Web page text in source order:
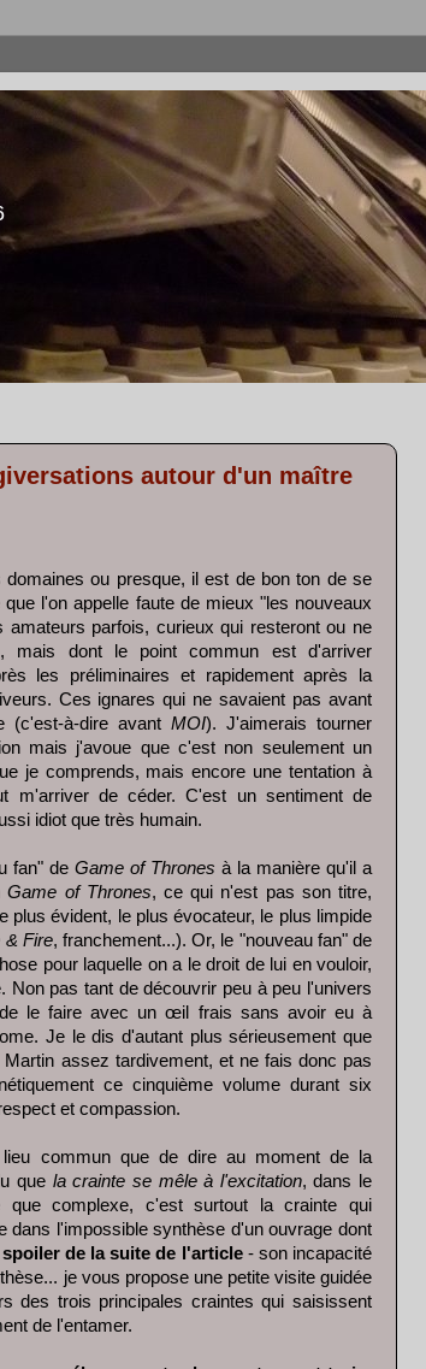
autour d'un maître
domaines ou presque, il est de bon ton de se
l'on appelle faute de mieux "les nouveaux
amateurs parfois, curieux qui resteront ou ne
mais dont le point commun est d'arriver
les préliminaires et rapidement après la
Ces ignares qui ne savaient pas avant
(c'est-à-dire avant MOI). J'aimerais tourner
mais j'avoue que c'est non seulement un
je comprends, mais encore une tentation à
m'arriver de céder. C'est un sentiment de
idiot que très humain.
fan" de Game of Thrones à la manière qu'il a
Game of Thrones, ce qui n'est pas son titre,
plus évident, le plus évocateur, le plus limpide
& Fire, franchement...). Or, le "nouveau fan" de
pour laquelle on a le droit de lui en vouloir,
pas tant de découvrir peu à peu l'univers
le faire avec un œil frais sans avoir eu à
Je le dis d'autant plus sérieusement que
assez tardivement, et ne fais donc pas
ce cinquième volume durant six
et compassion.
commun que de dire au moment de la
que la crainte se mêle à l'excitation, dans le
que complexe, c'est surtout la crainte qui
dans l'impossible synthèse d'un ouvrage dont
de la suite de l'article- son incapacité
je vous propose une petite visite guidée
des trois principales craintes qui saisissent
de l'entamer.